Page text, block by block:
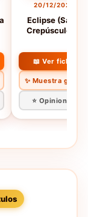
20/12/2021
Eclipse (Saga
Crepúsculo 3)
📖 Ver ficha
⭐ Opiniones